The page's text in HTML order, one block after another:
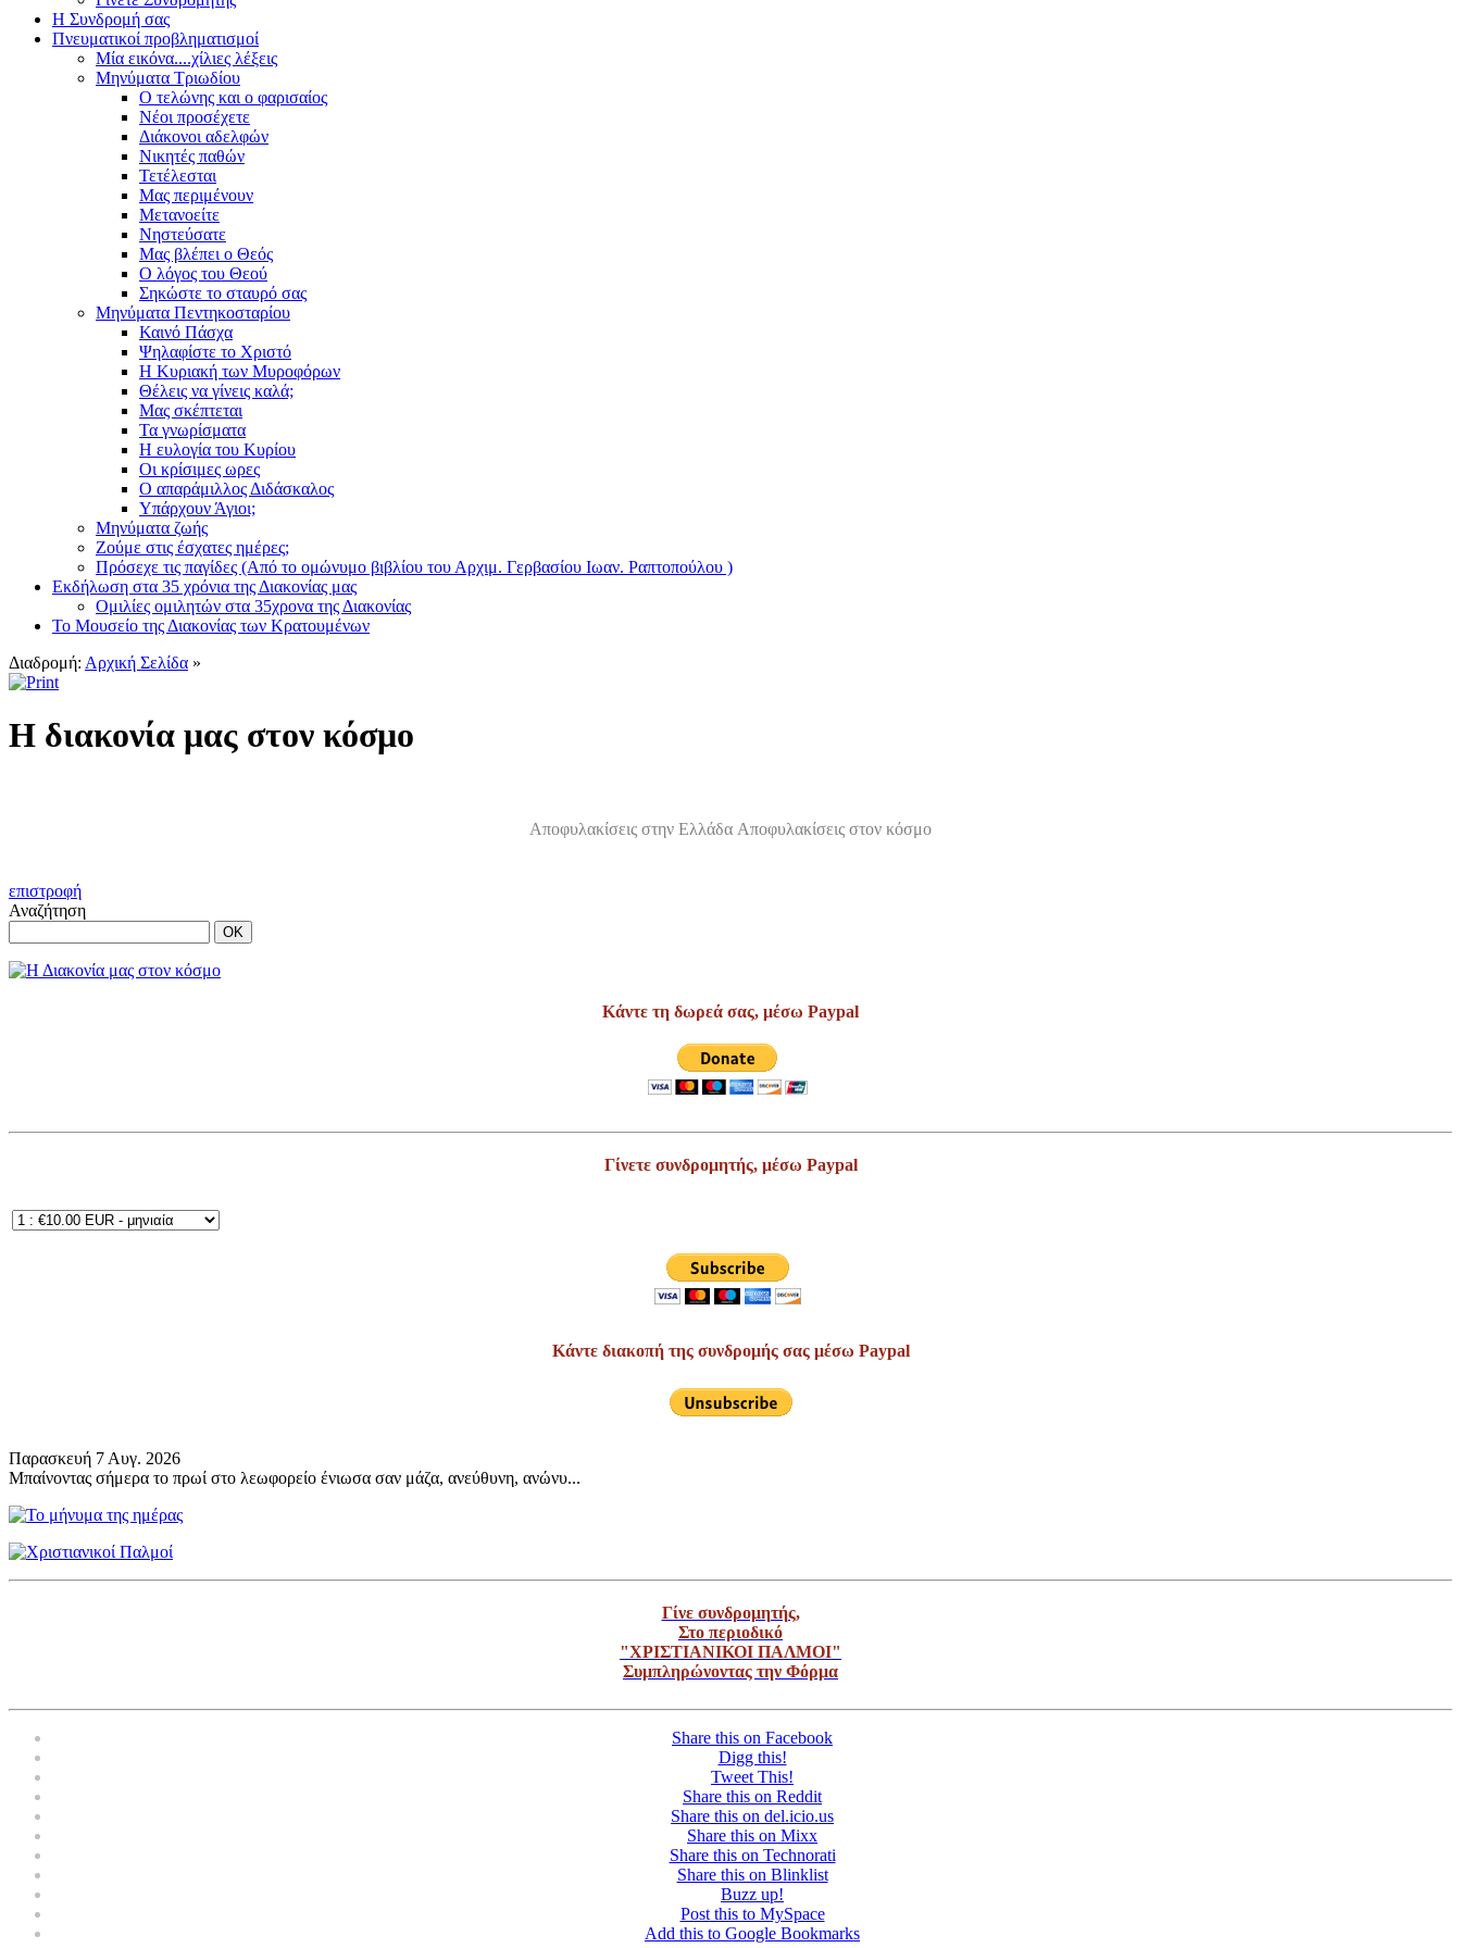
Η Συνδρομή σας
Πνευματικοί προβληματισμοί
Μία εικόνα....χίλιες λέξεις
Μηνύματα Τριωδίου
Ο τελώνης και ο φαρισαίος
Νέοι προσέχετε
Διάκονοι αδελφών
Νικητές παθών
Τετέλεσται
Μας περιμένουν
Μετανοείτε
Νηστεύσατε
Μας βλέπει ο Θεός
Ο λόγος του Θεού
Σηκώστε το σταυρό σας
Μηνύματα Πεντηκοσταρίου
Καινό Πάσχα
Ψηλαφίστε το Χριστό
Η Κυριακή των Μυροφόρων
Θέλεις να γίνεις καλά;
Μας σκέπτεται
Τα γνωρίσματα
Η ευλογία του Κυρίου
Οι κρίσιμες ωρες
Ο απαράμιλλος Διδάσκαλος
Υπάρχουν Άγιοι;
Μηνύματα ζωής
Ζούμε στις έσχατες ημέρες;
Πρόσεχε τις παγίδες (Από το ομώνυμο βιβλίου του Αρχιμ. Γερβασίου Ιωαν. Ραπτοπούλου )
Εκδήλωση στα 35 χρόνια της Διακονίας μας
Ομιλίες ομιλητών στα 35χρονα της Διακονίας
Το Μουσείο της Διακονίας των Κρατουμένων
Διαδρομή: Αρχική Σελίδα »
H διακονία μας στον κόσμο
Αποφυλακίσεις στην Ελλάδα Αποφυλακίσεις στον κόσμο
επιστροφή
Αναζήτηση
OK
Κάντε τη δωρεά σας, μέσω Paypal
Γίνετε συνδρομητής, μέσω Paypal
Κάντε διακοπή της συνδρομής σας μέσω Paypal
Παρασκευή 7 Αυγ. 2026
Μπαίνοντας σήμερα το πρωί στο λεωφορείο ένιωσα σαν μάζα, ανεύθυνη, ανώνυ...
Γίνε συνδρομητής,
Στο περιοδικό
"ΧΡΙΣΤΙΑΝΙΚΟΙ ΠΑΛΜΟΙ"
Συμπληρώνοντας την Φόρμα
Share this on Facebook
Digg this!
Tweet This!
Share this on Reddit
Share this on del.icio.us
Share this on Mixx
Share this on Technorati
Share this on Blinklist
Buzz up!
Post this to MySpace
Add this to Google Bookmarks